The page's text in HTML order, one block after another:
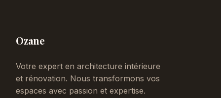
Ozane
Votre expert en architecture intérieure
et rénovation. Nous transformons vos
espaces avec passion et expertise.